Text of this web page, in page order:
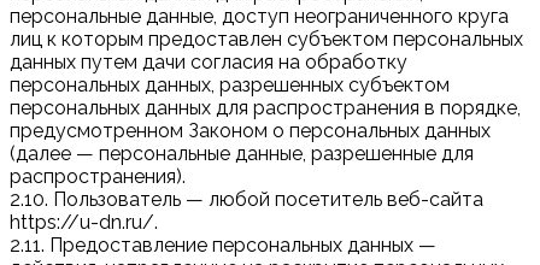
персональные данные, доступ неограниченного круга
лиц к которым предоставлен субъектом персональных
данных путем дачи согласия на обработку
персональных данных, разрешенных субъектом
персональных данных для распространения в порядке,
предусмотренном Законом о персональных данных
(далее — персональные данные, разрешенные для
распространения).
2.10. Пользователь — любой посетитель веб-сайта
https://u-dn.ru/.
2.11. Предоставление персональных данных —